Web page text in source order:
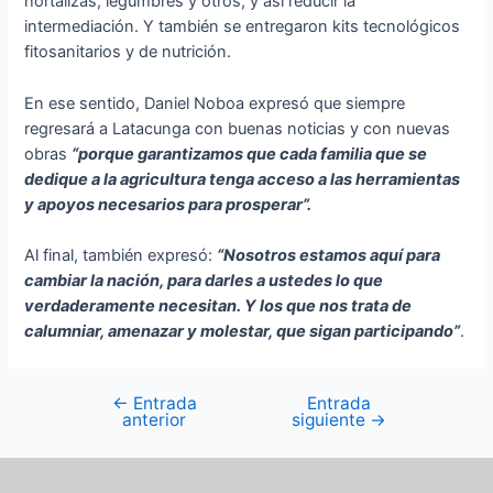
intermediación. Y también se entregaron kits tecnológicos
fitosanitarios y de nutrición.
En ese sentido, Daniel Noboa expresó que siempre
regresará a Latacunga con buenas noticias y con nuevas
obras “porque garantizamos que cada familia que se
dedique a la agricultura tenga acceso a las herramientas
y apoyos necesarios para prosperar”.
Al final, también expresó: “Nosotros estamos aquí para
cambiar la nación, para darles a ustedes lo que
verdaderamente necesitan. Y los que nos trata de
calumniar, amenazar y molestar, que sigan participando”.
← Entrada
anterior
Entrada
siguiente →